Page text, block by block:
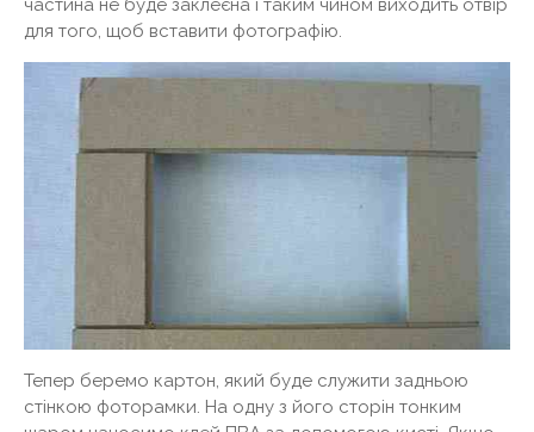
частина не буде заклеєна і таким чином виходить отвір
для того, щоб вставити фотографію.
Тепер беремо картон, який буде служити задньою
стінкою фоторамки. На одну з його сторін тонким